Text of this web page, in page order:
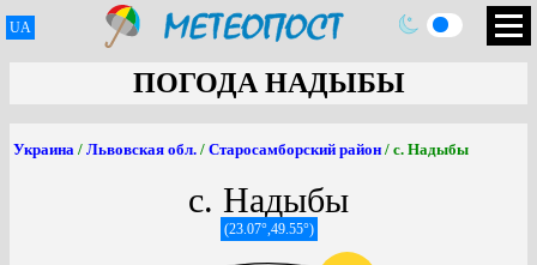
UA
ПОГОДА НАДЫБЫ
Украина / Львовская обл. / Старосамборский район / с. Надыбы
с. Надыбы
(23.07°,49.55°)